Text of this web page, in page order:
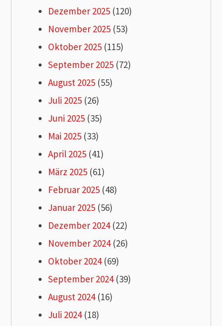
Dezember 2025 (120)
November 2025 (53)
Oktober 2025 (115)
September 2025 (72)
August 2025 (55)
Juli 2025 (26)
Juni 2025 (35)
Mai 2025 (33)
April 2025 (41)
März 2025 (61)
Februar 2025 (48)
Januar 2025 (56)
Dezember 2024(22)
November 2024(26)
Oktober 2024(69)
September 2024(39)
August 2024(16)
Juli 2024(18)